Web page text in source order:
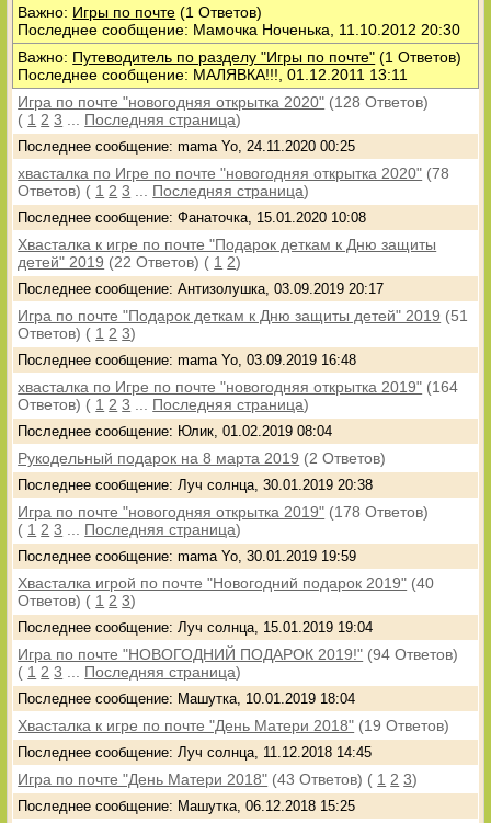
Важно: Игры по почте (1 Ответов)
Последнее сообщение: Мамочка Ноченька, 11.10.2012 20:30
Важно: Путеводитель по разделу "Игры по почте" (1 Ответов)
Последнее сообщение: МАЛЯВКА!!!, 01.12.2011 13:11
Игра по почте "новогодняя открытка 2020" (128 Ответов)
( 1 2 3 Последняя страница)
Последнее сообщение: mama Yo, 24.11.2020 00:25
хвасталка по Игре по почте "новогодняя открытка 2020" (78
Ответов) ( 1 2 3 Последняя страница)
Последнее сообщение: Фанаточка, 15.01.2020 10:08
Хвасталка к игре по почте "Подарок деткам к Дню защиты
детей" 2019 (22 Ответов) ( 1 2)
Последнее сообщение: Антизолушка, 03.09.2019 20:17
Игра по почте "Подарок деткам к Дню защиты детей" 2019 (51
Ответов) ( 1 2 3)
Последнее сообщение: mama Yo, 03.09.2019 16:48
хвасталка по Игре по почте "новогодняя открытка 2019" (164
Ответов) ( 1 2 3 Последняя страница)
Последнее сообщение: Юлик, 01.02.2019 08:04
Рукодельный подарок на 8 марта 2019 (2 Ответов)
Последнее сообщение: Луч солнца, 30.01.2019 20:38
Игра по почте "новогодняя открытка 2019" (178 Ответов)
( 1 2 3 Последняя страница)
Последнее сообщение: mama Yo, 30.01.2019 19:59
Хвасталка игрой по почте "Новогодний подарок 2019" (40
Ответов) ( 1 2 3)
Последнее сообщение: Луч солнца, 15.01.2019 19:04
Игра по почте "НОВОГОДНИЙ ПОДАРОК 2019!" (94 Ответов)
( 1 2 3 Последняя страница)
Последнее сообщение: Машутка, 10.01.2019 18:04
Хвасталка к игре по почте "День Матери 2018" (19 Ответов)
Последнее сообщение: Луч солнца, 11.12.2018 14:45
Игра по почте "День Матери 2018" (43 Ответов) ( 1 2 3)
Последнее сообщение: Машутка, 06.12.2018 15:25